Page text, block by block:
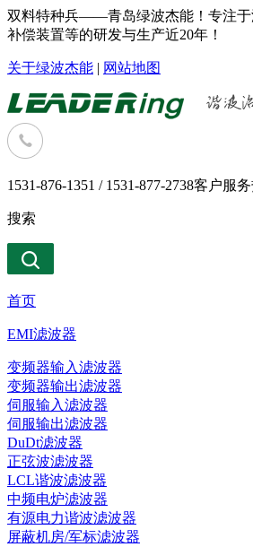
双料特种兵——青岛绿波杰能！专注于
补偿装置等的研发与生产近20年！
关于绿波杰能 | 网站地图
1531-876-1351 / 1531-877-2738客户服
搜索
首页
EMI滤波器
变频器输入滤波器
变频器输出滤波器
伺服输入滤波器
伺服输出滤波器
DuDt滤波器
正弦波滤波器
LCL谐波滤波器
中频电炉滤波器
有源电力谐波滤波器
屏蔽机房/军标滤波器